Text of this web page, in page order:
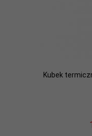
Kubek